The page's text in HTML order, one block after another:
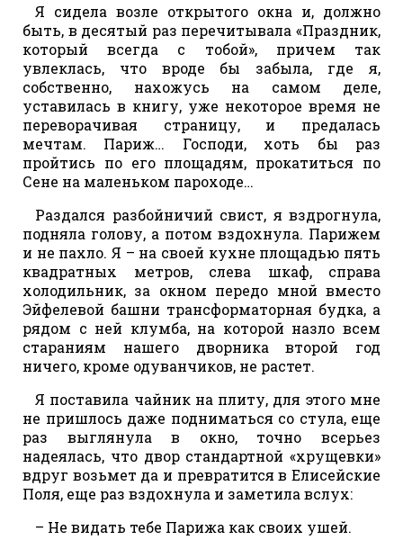
Я сидела возле открытого окна и, должно
быть, в десятый раз перечитывала «Праздник,
который всегда с тобой», причем так
увлеклась, что вроде бы забыла, где я,
собственно, нахожусь на самом деле,
уставилась в книгу, уже некоторое время не
переворачивая страницу, и предалась
мечтам. Париж… Господи, хоть бы раз
пройтись по его площадям, прокатиться по
Сене на маленьком пароходе…
Раздался разбойничий свист, я вздрогнула,
подняла голову, а потом вздохнула. Парижем
и не пахло. Я – на своей кухне площадью пять
квадратных метров, слева шкаф, справа
холодильник, за окном передо мной вместо
Эйфелевой башни трансформаторная будка, а
рядом с ней клумба, на которой назло всем
стараниям нашего дворника второй год
ничего, кроме одуванчиков, не растет.
Я поставила чайник на плиту, для этого мне
не пришлось даже подниматься со стула, еще
раз выглянула в окно, точно всерьез
надеялась, что двор стандартной «хрущевки»
вдруг возьмет да и превратится в Елисейские
Поля, еще раз вздохнула и заметила вслух:
– Не видать тебе Парижа как своих ушей.